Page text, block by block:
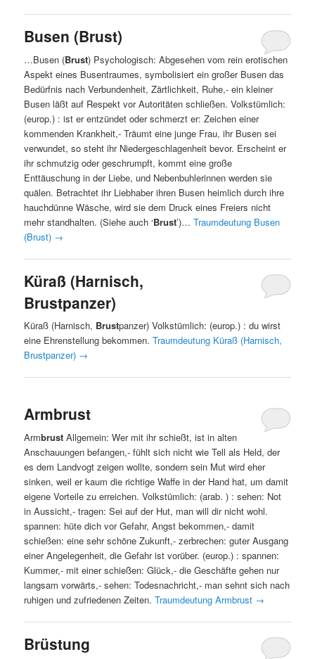
Busen (Brust)
…Busen (Brust) Psychologisch: Abgesehen vom rein erotischen
Aspekt eines Busentraumes, symbolisiert ein großer Busen das
Bedürfnis nach Verbundenheit, Zärtlichkeit, Ruhe,- ein kleiner
Busen läßt auf Respekt vor Autoritäten schließen. Volkstümlich:
(europ.) : ist er entzündet oder schmerzt er: Zeichen einer
kommenden Krankheit,- Träumt eine junge Frau, ihr Busen sei
verwundet, so steht ihr Niedergeschlagenheit bevor. Erscheint er
ihr schmutzig oder geschrumpft, kommt eine große
Enttäuschung in der Liebe, und Nebenbuhlerinnen werden sie
quälen. Betrachtet ihr Liebhaber ihren Busen heimlich durch ihre
hauchdünne Wäsche, wird sie dem Druck eines Freiers nicht
mehr standhalten. (Siehe auch ‘Brust’)…Traumdeutung Busen
(Brust) →
Küraß (Harnisch,
Brustpanzer)
Küraß (Harnisch, Brustpanzer) Volkstümlich: (europ.) : du wirst
eine Ehrenstellung bekommen.Traumdeutung Küraß (Harnisch,
Brustpanzer) →
Armbrust
Armbrust Allgemein: Wer mit ihr schießt, ist in alten
Anschauungen befangen,- fühlt sich nicht wie Tell als Held, der
es dem Landvogt zeigen wollte, sondern sein Mut wird eher
sinken, weil er kaum die richtige Waffe in der Hand hat, um damit
eigene Vorteile zu erreichen. Volkstümlich: (arab. ) : sehen: Not
in Aussicht,- tragen: Sei auf der Hut, man will dir nicht wohl.
spannen: hüte dich vor Gefahr, Angst bekommen,- damit
schießen: eine sehr schöne Zukunft,- zerbrechen: guter Ausgang
einer Angelegenheit, die Gefahr ist vorüber. (europ.) : spannen:
Kummer,- mit einer schießen: Glück,- die Geschäfte gehen nur
langsam vorwärts,- sehen: Todesnachricht,- man sehnt sich nach
ruhigen und zufriedenen Zeiten.Traumdeutung Armbrust →
Brüstung